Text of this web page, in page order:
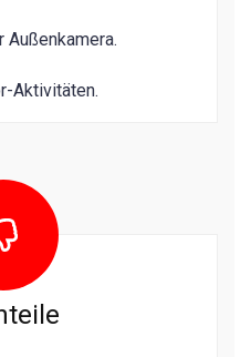
Außenkamera.
Aktivitäten.